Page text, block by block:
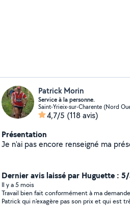
Patrick Morin
Service à la personne.
Saint-Yrieix-sur-Charente (Nord
4,7/5 (118 avis)
Présentation
Je n'ai pas
Dernier avis laissé par Huguette :
Il y a 5 mois
Travail bien fait conformément à ma
Patrick qui n'exagère pas son prix et qui est